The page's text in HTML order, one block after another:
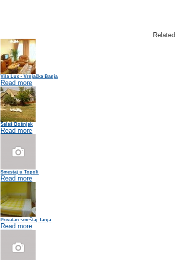
Vila Lux - Vrnjačka Banja
Read more
Salaš Bošnjak
Read more
Smestaj u Topoli
Read more
Privatan smeštaj Tanja
Read more